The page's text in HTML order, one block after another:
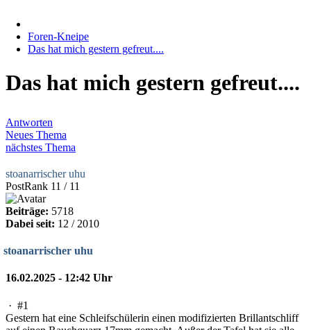
Foren-Kneipe
Das hat mich gestern gefreut....
Das hat mich gestern gefreut....
Antworten
Neues Thema
nächstes Thema
stoanarrischer uhu
PostRank 11 / 11
Beiträge: 5718
Dabei seit: 12 / 2010
stoanarrischer uhu
16.02.2025 - 12:42 Uhr
· #1
Gestern hat eine Schleifschülerin einen modifizierten Brillantschliff